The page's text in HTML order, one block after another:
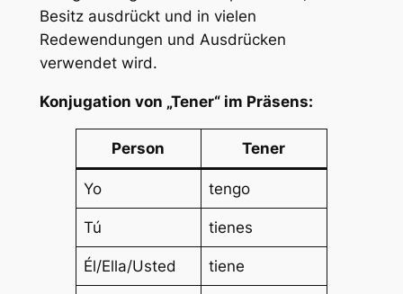
Besitz ausdrückt und in vielen
Redewendungen und Ausdrücken
verwendet wird.
Konjugation von „Tener“ im Präsens:
Person Tener
Yo tengo
Tú tienes
Él/Ella/Usted tiene